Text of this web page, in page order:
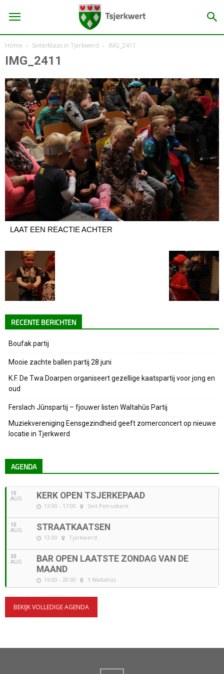
Home Sinterklaas in Tjerkwerd IMG_2411
IMG_2411
LAAT EEN REACTIE ACHTER
RECENTE BERICHTEN
Boufak partij
Mooie zachte ballen partij 28 juni
K.F. De Twa Doarpen organiseert gezellige kaatspartij voor jong en
oud
Ferslach Jûnspartij – fjouwer listen Waltahûs Partij
Muziekvereniging Eensgezindheid geeft zomerconcert op nieuwe
locatie in Tjerkwerd
AGENDA
15
AUG KERK OPEN TSJERKEPAAD
13:00 - 17:00 Sint Petruskerk
15
AUG STRAATKAATSEN
13:00 Tjerkwerd
30
AUG
BAR OPEN LAATSTE ZONDAG VAN DE
MAAND
16:00 - 20:00 't Waltahûs
BEKIJK VOLLEDIGE AGENDA